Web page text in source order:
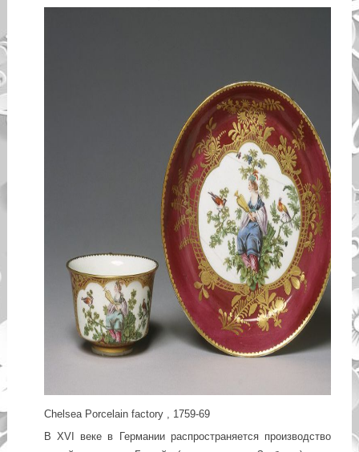
Chelsea Porcelain factory , 1759-69
В XVI веке в Германии распространяется производство